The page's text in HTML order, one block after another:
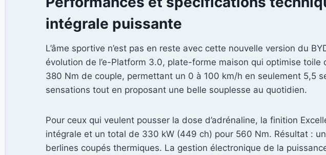
intégrale puissante
L’âme sportive n’est pas en reste avec cette nouvelle version du
évolution de l’e-Platform 3.0, plate-forme maison qui optimise
380 Nm de couple, permettant un 0 à 100 km/h en seulement 5,5
sensations tout en proposant une belle souplesse au quotidien.
Pour ceux qui veulent pousser la dose d’adrénaline, la finition
intégrale et un total de 330 kW (449 ch) pour 560 Nm. Résultat :
berlines coupés thermiques. La gestion électronique de la